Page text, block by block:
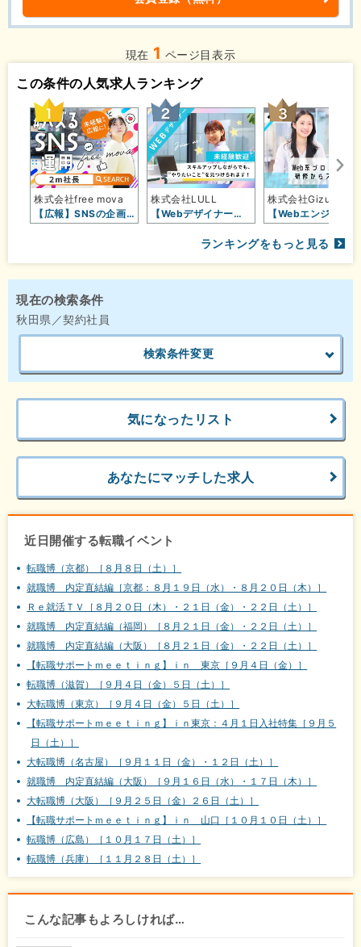
現在 1 ページ目表示
この条件の人気求人ランキング
株式会社free mova
【広報】SNSの企画・運用・撮影◇…
株式会社LULL
【Webデザイナー】“好き”を仕事…
株式会社Gizumo
ランキングをもっと見る
現在の検索条件
秋田県／契約社員
検索条件変更
気になったリスト
あなたにマッチした求人
近日開催する転職イベント
転職博（京都）［８月８日（土）］
就職博 内定直結編［京都：８月１９日（水）・８月２０日（木）］
Ｒｅ就活ＴＶ［８月２０日（木）・２１日（金）・２２日（土）］
就職博 内定直結編（福岡）［８月２１日（金）・２２日（土）］
就職博 内定直結編（大阪）［８月２１日（金）・２２日（土）］
【転職サポートｍｅｅｔｉｎｇ】ｉｎ 東京［９月４日（金）］
転職博（滋賀）［９月４日（金）５日（土）］
大転職博（東京）［９月４日（金）５日（土）］
【転職サポートｍｅｅｔｉｎｇ】ｉｎ東京：４月１日入社特集［９月５
日（土）］
大転職博（名古屋）［９月１１日（金）・１２日（土）］
就職博 内定直結編（大阪）［９月１６日（水）・１７日（木）］
大転職博（大阪）［９月２５日（金）２６日（土）］
【転職サポートｍｅｅｔｉｎｇ】ｉｎ 山口［１０月１０日（土）］
転職博（広島）［１０月１７日（土）］
転職博（兵庫）［１１月２８日（土）］
こんな記事もよろしければ…